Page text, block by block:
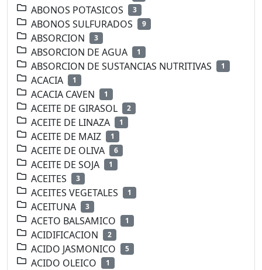
ABONOS POTASICOS 3
ABONOS SULFURADOS 9
ABSORCION 3
ABSORCION DE AGUA 1
ABSORCION DE SUSTANCIAS NUTRITIVAS 1
ACACIA 1
ACACIA CAVEN 1
ACEITE DE GIRASOL 2
ACEITE DE LINAZA 1
ACEITE DE MAIZ 1
ACEITE DE OLIVA 6
ACEITE DE SOJA 1
ACEITES 3
ACEITES VEGETALES 1
ACEITUNA 3
ACETO BALSAMICO 1
ACIDIFICACION 2
ACIDO JASMONICO 5
ACIDO OLEICO 1